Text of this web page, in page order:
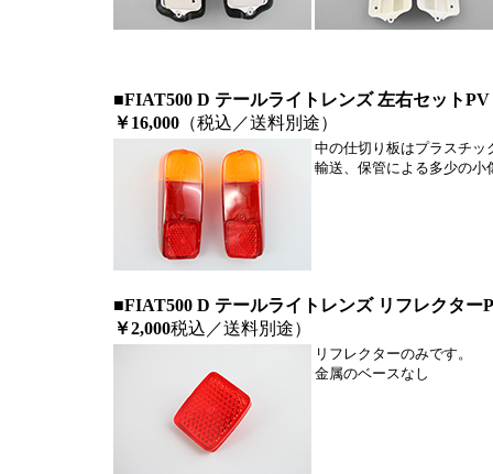
■FIAT500 D テールライトレンズ 左右セット
￥16,000（税込／送料別途）
中の仕切り板はプラスチッ
輸送、保管による多少の小
■FIAT500 D テールライトレンズ リフレクター
￥2,000税込／送料別途）
リフレクターのみです。
金属のベースなし